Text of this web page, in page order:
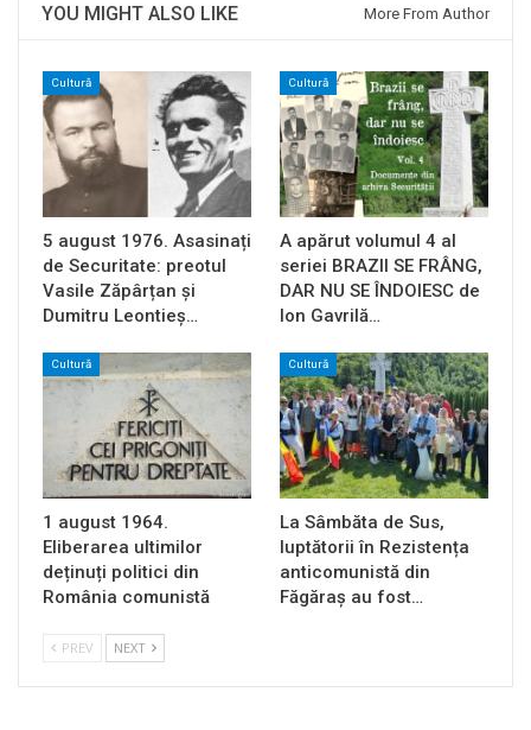
YOU MIGHT ALSO LIKE More From Author
Cultură
5 august 1976. Asasinați
de Securitate: preotul
Vasile Zăpârțan și
Dumitru Leontieș…
Cultură
A apărut volumul 4 al
seriei BRAZII SE FRÂNG,
DAR NU SE ÎNDOIESC de
Ion Gavrilă…
Cultură
1 august 1964.
Eliberarea ultimilor
deținuți politici din
România comunistă
Cultură
La Sâmbăta de Sus,
luptătorii în Rezistența
anticomunistă din
Făgăraș au fost…
PREV NEXT